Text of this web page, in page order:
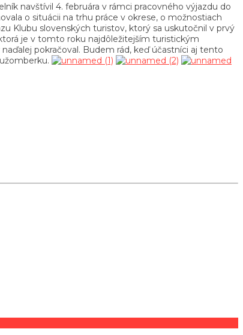
navštívil 4. februára v rámci pracovného výjazdu do
o situácii na trhu práce v okrese, o možnostiach
Klubu slovenských turistov, ktorý sa uskutočnil v prvý
je v tomto roku najdôležitejším turistickým
pokračoval. Budem rád, keď účastníci aj tento